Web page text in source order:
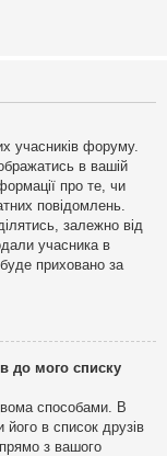
учасників форуму.
в вашій
про те, чи
повідомлень.
залежно від
учасника в
приховано за
до мого списку
способами. В
в список друзів
з вашого